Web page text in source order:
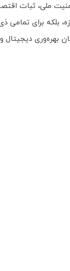
ملی، ثبات
برای تمامی
دیجیتال و